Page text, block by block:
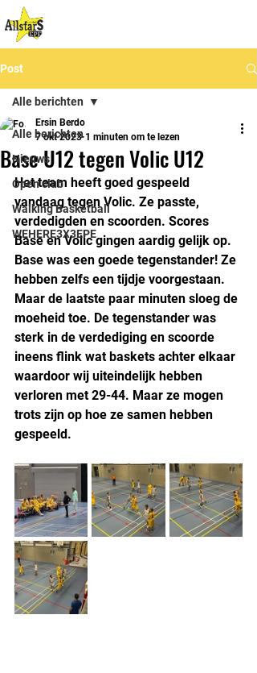
Post
Alle berichten
Nieuws
Open club
Walking Basketball
WEHERE3X3EPE
Alle berichten
Base U12 tegen Volic U12
Ersin Berdo
7 okt 2023 1 minuten om te lezen
Het team heeft goed gespeeld
vandaag tegen Volic. Ze passte,
verdedigden en scoorden. Scores
Base en Volic gingen aardig gelijk op.
Base was een goede tegenstander! Ze
hebben zelfs een tijdje voorgestaan.
Maar de laatste paar minuten sloeg de
moeheid toe. De tegenstander was
sterk in de verdediging en scoorde
ineens flink wat baskets achter elkaar
waardoor wij uiteindelijk hebben
verloren met 29-44. Maar ze mogen
trots zijn op hoe ze samen hebben
gespeeld.